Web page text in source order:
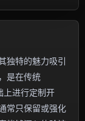
独特的魅力吸引
是在传统
上进行定制开
常只保留或强化